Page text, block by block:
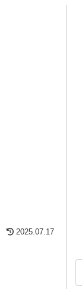
2025.07.17